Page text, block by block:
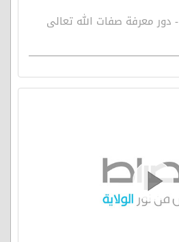
مصباح الهداية 283 - دور معرفة صفات الله تعالى